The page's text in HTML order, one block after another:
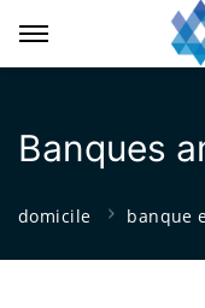
Banques
domicile banque